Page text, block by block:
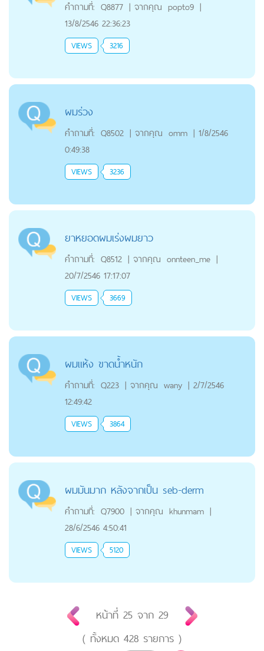
คำถามที่: Q8877 | จากคุณ popto9 |
13/8/2546 22:36:23
VIEWS 3216
ผมร่วง
คำถามที่: Q8502 | จากคุณ omm | 1/8/2546
0:49:38
VIEWS 3236
ยาหยอดผมเร่งผมยาว
คำถามที่: Q8512 | จากคุณ onnteen_me |
20/7/2546 17:17:07
VIEWS 3669
ผมแห้ง ขาดน้ำหนัก
คำถามที่: Q223 | จากคุณ wany | 2/7/2546
12:49:42
VIEWS 3864
ผมมันมาก หลังจากเป็น seb-derm
คำถามที่: Q7900 | จากคุณ khunmam |
28/6/2546 4:50:41
VIEWS 5120
หน้าที่ 25จาก 29
( ทั้งหมด 428 รายการ )